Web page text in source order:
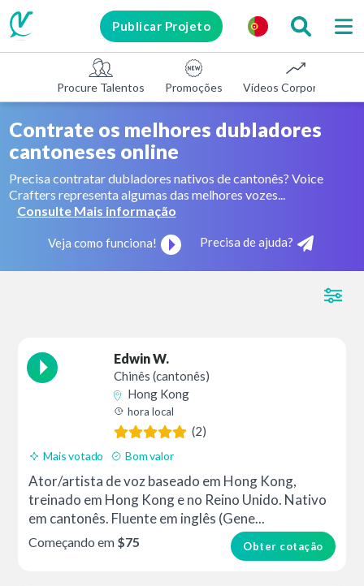
Publicar Projeto
Procure Talentos Promoções Vídeos Corporativos
Contrate os melhores dubladores
cantoneses online
Precisa contratar dubladores nativos de cantonês? Voice
Crafters representa algumas das melhores vozes...
Consulte Mais informação
Veja como funciona! Precisa de ajuda?
Edwin W.
Chinês (cantonês)
Hong Kong
hora local
(2)
Mais votado Bom valor
Ator/artista de voz baseado em Hong Kong,
treinado em Hong Kong e no Reino Unido. Nativo
em cantonês. Fluente em inglês (Gene...
Obter cotação
Começando em $75